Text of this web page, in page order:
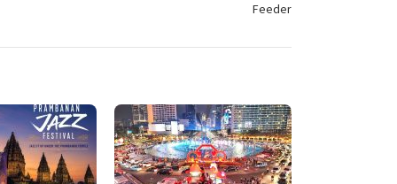
Feeder